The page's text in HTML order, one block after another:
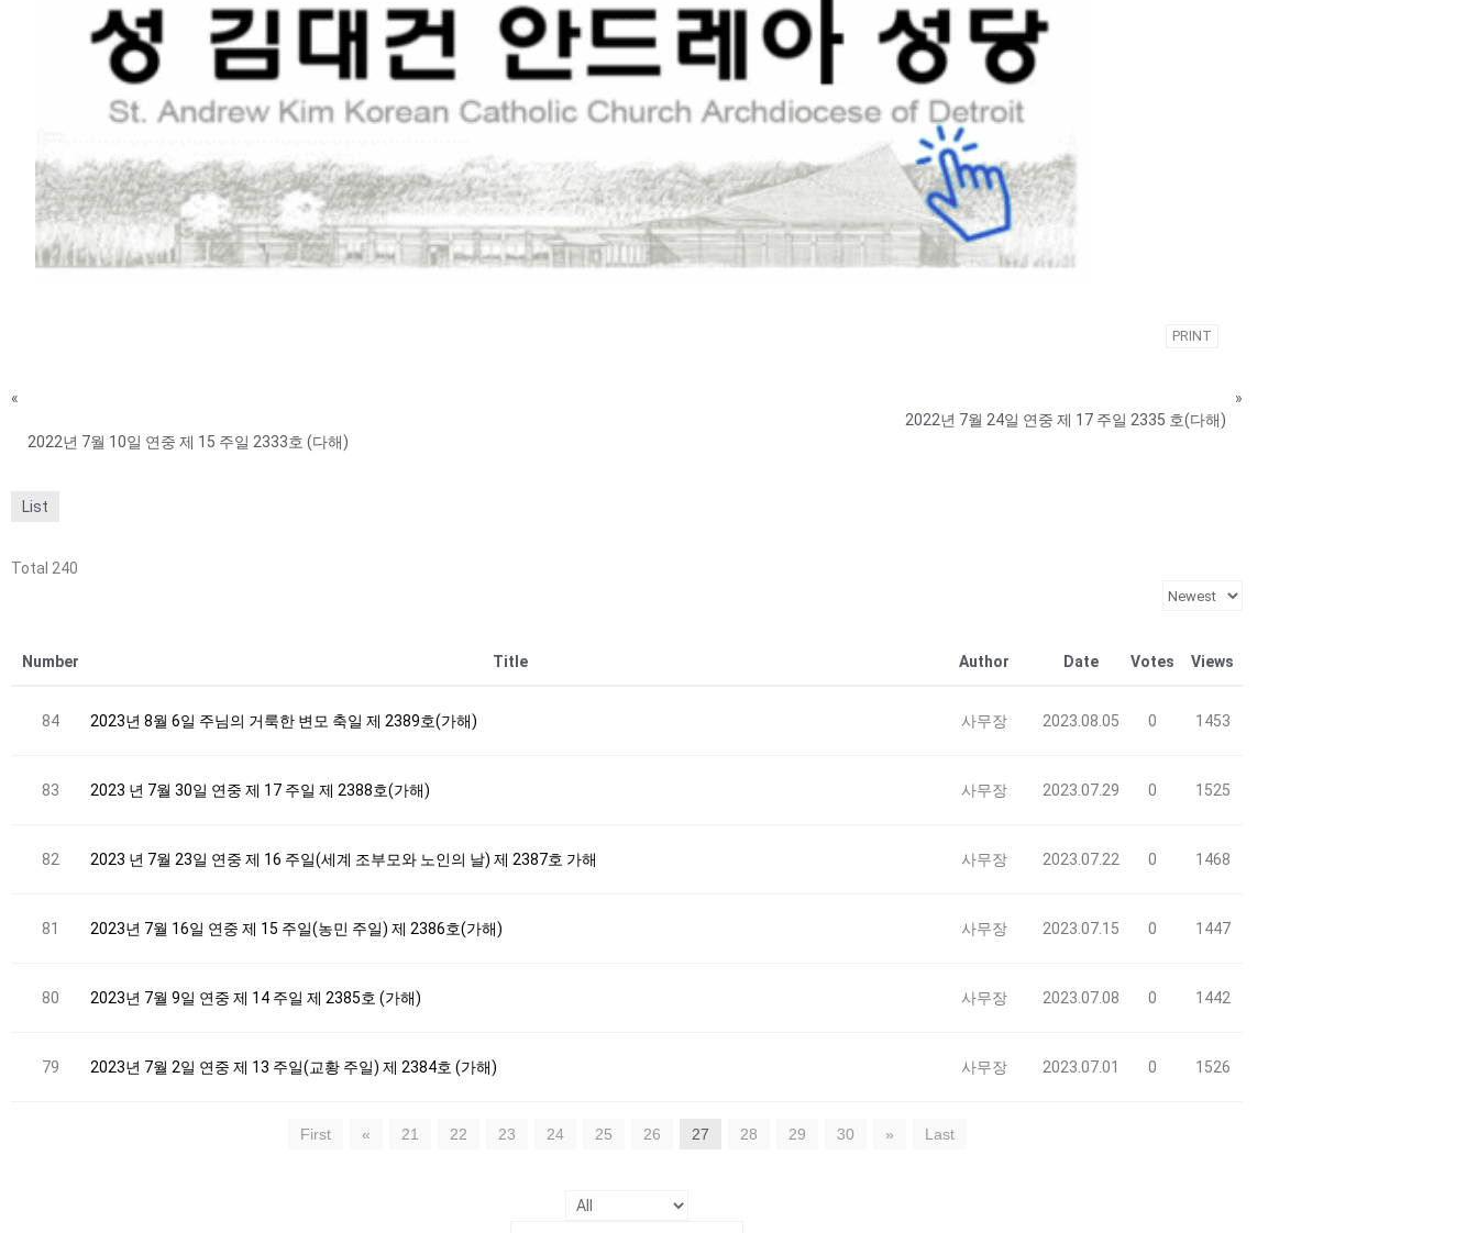
PRINT
«
2022년 7월 10일 연중 제 15 주일 2333호 (다해)
2022년 7월 24일 연중 제 17 주일 2335 호(다해)
»
List
Total 240
Number Title Author Date Votes Views
84 2023년 8월 6일 주님의 거룩한 변모 축일 제 2389호(가해) 사무장 2023.08.05 0 1453
83 2023 년 7월 30일 연중 제 17 주일 제 2388호(가해) 사무장 2023.07.29 0 1525
82 2023 년 7월 23일 연중 제 16 주일(세계 조부모와 노인의 날) 제 2387호 가해 사무장 2023.07.22 0 1468
81 2023년 7월 16일 연중 제 15 주일(농민 주일) 제 2386호(가해) 사무장 2023.07.15 0 1447
80 2023년 7월 9일 연중 제 14 주일 제 2385호 (가해) 사무장 2023.07.08 0 1442
79 2023년 7월 2일 연중 제 13 주일(교황 주일) 제 2384호 (가해) 사무장 2023.07.01 0 1526
First « 21 22 23 24 25 26 27 28 29 30 » Last